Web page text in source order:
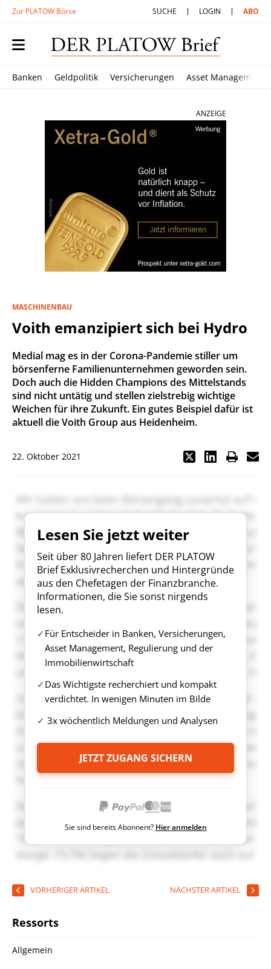
Zur PLATOW Börse SUCHE LOGIN ABO
Banken Geldpolitik Versicherungen Asset Management
ANZEIGE
MASCHINENBAU
Voith emanzipiert sich bei Hydro
Medial mag es in der Corona-Pandemie stiller um
börsenferne Familienunternehmen geworden sein.
Doch auch die Hidden Champions des Mittelstands
sind nicht untätig und stellen zielstrebig wichtige
Weichen für ihre Zukunft. Ein gutes Beispiel dafür ist
aktuell die Voith Group aus Heidenheim.
22. Oktober 2021
Lesen Sie jetzt weiter
Seit über 80 Jahren liefert DER PLATOW
Brief Exklusivrecherchen und Hintergründe
aus den Chefetagen der Finanzbranche.
Informationen, die Sie sonst nirgends
lesen.
Für Entscheider in Banken, Versicherungen,
Asset Management, Regulierung und der
Immobilienwirtschaft
Das Wichtigste recherchiert und kompakt
verdichtet. In wenigen Minuten im Bilde
3x wöchentlich Meldungen und Analysen
JETZT ZUGANG SICHERN
Sie sind bereits Abonnent? Hier anmelden
VORHERIGER ARTIKEL NÄCHSTER ARTIKEL
Ressorts
Allgemein